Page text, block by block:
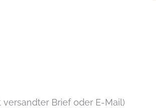
Brief oder E-Mail)